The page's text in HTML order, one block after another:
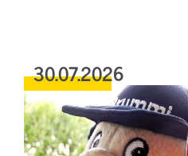
30.07.2026